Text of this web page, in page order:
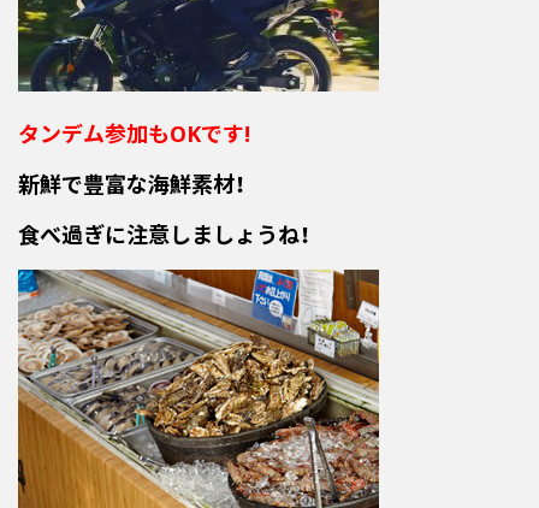
タンデム参加もOKです!
新鮮で豊富な海鮮素材！
食べ過ぎに注意しましょうね！